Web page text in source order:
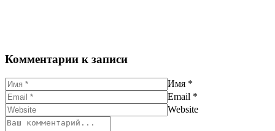
Комментарии к записи
Имя *
Email *
Website